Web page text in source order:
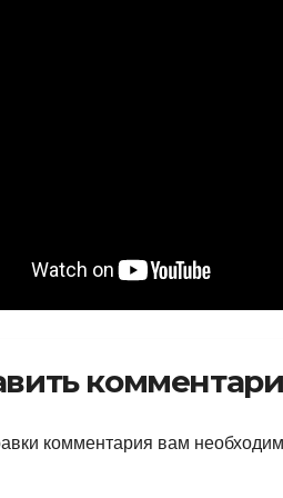
комментария вам